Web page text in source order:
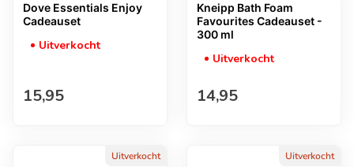
Dove Essentials Enjoy
Cadeauset
Uitverkocht
Normale prijs
15,95
Kneipp Bath Foam
Favourites Cadeauset -
300 ml
Uitverkocht
Normale prijs
14,95
Uitverkocht Uitverkocht